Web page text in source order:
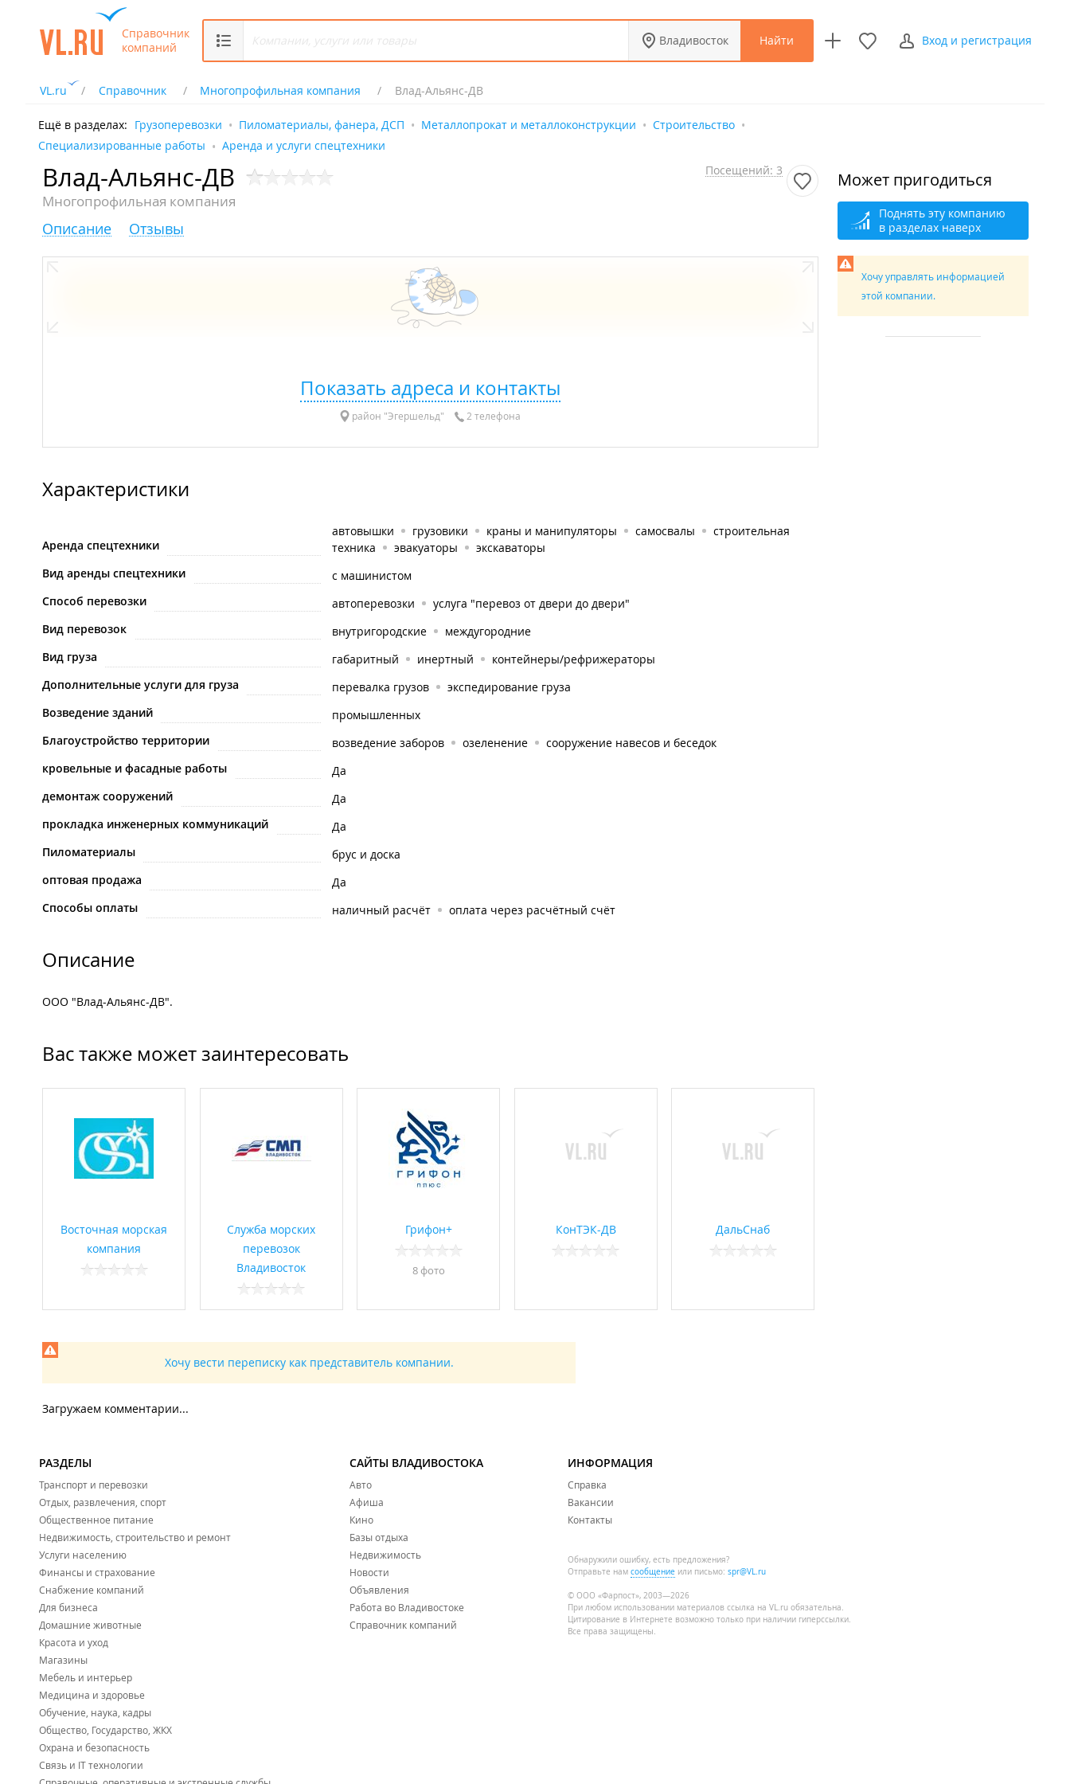
Справочник
компаний
Владивосток Найти Вход и регистрация
VL.ru Справочник Многопрофильная компания Влад-Альянс-ДВ
Ещё в разделах: Грузоперевозки Пиломатериалы, фанера, ДСП Металлопрокат и металлоконструкции
Строительство
Специализированные работы
Аренда и услуги спецтехники
Влад-Альянс-ДВ
Многопрофильная компания
Посещений: 3
Описание Отзывы
Показать адреса и контакты
район "Эгершельд" 2 телефона
Характеристики
Аренда спецтехники
автовышки грузовики краны и манипуляторы самосвалы
строительная
техника
эвакуаторы
экскаваторы
Вид аренды спецтехники
с машинистом
Способ перевозки
автоперевозки
услуга "перевоз от двери до двери"
Вид перевозок
внутригородские
междугородние
Вид груза
габаритный инертный
контейнеры/рефрижераторы
Дополнительные услуги для груза
перевалка грузов
экспедирование груза
Возведение зданий
промышленных
Благоустройство территории
возведение заборов озеленение
сооружение навесов и беседок
кровельные и фасадные работы
Да
демонтаж сооружений
Да
прокладка инженерных коммуникаций
Да
Пиломатериалы
брус и доска
оптовая продажа
Да
Способы оплаты
наличный расчёт оплата через расчётный счёт
Описание
ООО "Влад-Альянс-ДВ".
Вас также может заинтересовать
Восточная морская
компания
Служба морских
перевозок
Владивосток
Грифон+
8 фото
КонТЭК-ДВ ДальСнаб
Хочу вести переписку как представитель компании.
Загружаем комментарии...
Может пригодиться
Поднять эту компанию
в разделах наверх
Хочу управлять информацией
этой компании.
РАЗДЕЛЫ
Транспорт и перевозки
Отдых, развлечения, спорт
Общественное питание
Недвижимость, строительство и ремонт
Услуги населению
Финансы и страхование
Снабжение компаний
Для бизнеса
Домашние животные
Красота и уход
Магазины
Мебель и интерьер
Медицина и здоровье
Обучение, наука, кадры
Общество, Государство, ЖКХ
Охрана и безопасность
Связь и IT технологии
САЙТЫ ВЛАДИВОСТОКА
Авто
Афиша
Кино
Базы отдыха
Недвижимость
Новости
Объявления
Работа во Владивостоке
Справочник компаний
ИНФОРМАЦИЯ
Справка
Вакансии
Контакты
Обнаружили ошибку, есть предложения?
Отправьте нам сообщение или письмо: spr@VL.ru
© ООО «Фарпост», 2003—2026
При любом использовании материалов ссылка на VL.ru обязательна.
Цитирование в Интернете возможно только при наличии гиперссылки.
Все права защищены.